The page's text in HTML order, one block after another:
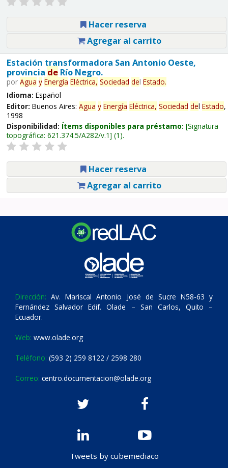
Hacer reserva
Agregar al carrito
Estación transformadora San Antonio Oeste,
provincia deRío Negro.
por Agua y Energía Eléctrica, Sociedad del Estado.
Idioma: Español
Editor: Buenos Aires: Agua y Energía Eléctrica, Sociedad del Estado,
1998
Disponibilidad: Ítems disponibles para préstamo: Signatura
topográfica: 621.374.5/A282/v.1 (1).
Hacer reserva
Agregar al carrito
Dirección: Av. Mariscal Antonio José de Sucre N58-63 y
Fernández Salvador Edif. Olade – San Carlos, Quito –
Ecuador.
Web: www.olade.org
Teléfono: (593 2) 259 8122 / 2598 280
Correo: centro.documentacion@olade.org
Tweets by cubemediaco